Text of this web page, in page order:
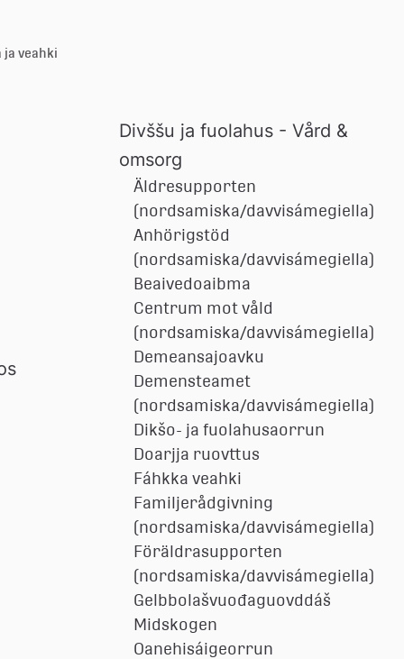
ja veahki
Divššu ja fuolahus - Vård &
omsorg
Äldresupporten
(nordsamiska/davvisámegiella)
Anhörigstöd
(nordsamiska/davvisámegiella)
Beaivedoaibma
Centrum mot våld
(nordsamiska/davvisámegiella)
Demeansajoavku
Demensteamet
(nordsamiska/davvisámegiella)
Dikšo- ja fuolahusaorrun
Doarjja ruovttus
Fáhkka veahki
Familjerådgivning
(nordsamiska/davvisámegiella)
Föräldrasupporten
(nordsamiska/davvisámegiella)
Gelbbolašvuođaguovddáš
Midskogen
Oanehisáigeorrun